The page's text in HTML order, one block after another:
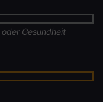
Gesundheit